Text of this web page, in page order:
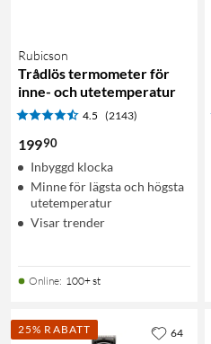
Rubicson
Trådlös termometer för
inne- och utetemperatur
4.5 (2143)
19990
Inbyggd klocka
Minne för lägsta och högsta
utetemperatur
Visar trender
Online: 100+ st
25% RABATT 64